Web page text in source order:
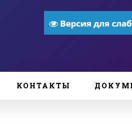
КОНТАКТЫ